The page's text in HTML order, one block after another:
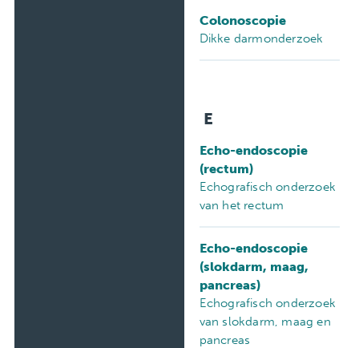
Colonoscopie
Dikke darmonderzoek
E
Echo-endoscopie
(rectum)
Echografisch onderzoek
van het rectum
Echo-endoscopie
(slokdarm, maag,
pancreas)
Echografisch onderzoek
van slokdarm, maag en
pancreas